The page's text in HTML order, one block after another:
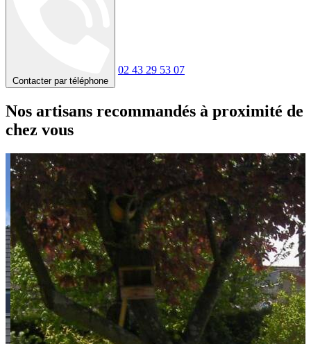
Contacter par téléphone
02 43 29 53 07
Nos artisans recommandés à proximité de
chez vous